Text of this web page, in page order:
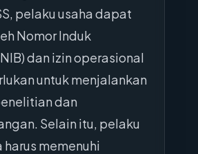
pelaku usaha dapat
Nomor Induk
dan izin operasional
untuk menjalankan
dan
Selain itu, pelaku
harus memenuhi